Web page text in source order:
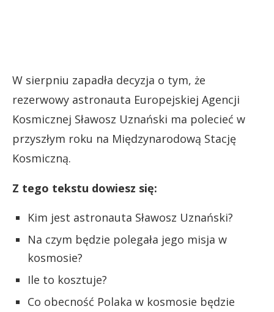
W sierpniu zapadła decyzja o tym, że
rezerwowy astronauta Europejskiej Agencji
Kosmicznej Sławosz Uznański ma polecieć w
przyszłym roku na Międzynarodową Stację
Kosmiczną.
Z tego tekstu dowiesz się:
Kim jest astronauta Sławosz Uznański?
Na czym będzie polegała jego misja w
kosmosie?
Ile to kosztuje?
Co obecność Polaka w kosmosie będzie